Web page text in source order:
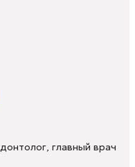
главный врач